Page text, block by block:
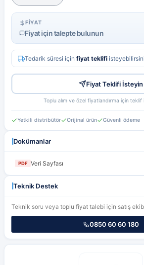
FIYAT
Fiyat için talepte bulunun
Tedarik süresi için fiyat teklifi
Fiyat Teklifi İsteyin
Toplu alım ve özel fiyatlandırma için teklif
Yetkili distribütör Orijinal ürün Güvenli ödeme
Dokümanlar
PDF Veri Sayfası
Teknik Destek
Teknik soru veya toplu fiyat talebi için satış
0850 60 60 180